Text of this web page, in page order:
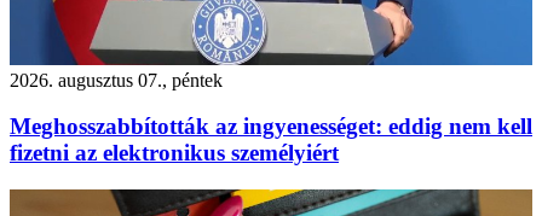
2026. augusztus 07., péntek
Meghosszabbították az ingyenességet: eddig nem kell
fizetni az elektronikus személyiért